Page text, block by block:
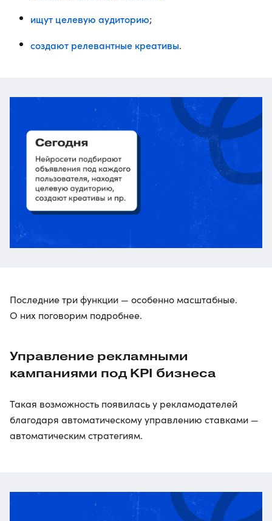
ищут целевую аудиторию;
создают релевантные креативы.
Последние три функции — особенно масштабные.
О них поговорим подробнее.
Управление рекламными
кампаниями под KPI бизнеса
Такая возможность появилась у рекламодателей
благодаря автоматическому управлению ставками —
автоматическим стратегиям.